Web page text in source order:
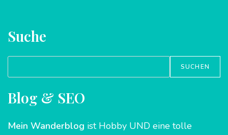
Suche
SUCHEN
Blog & SEO
Mein Wanderblog ist Hobby UND eine tolle